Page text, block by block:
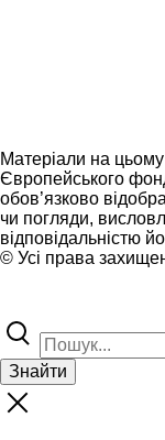
Матеріали на цьому
Європейського
обов’язково
чи погляди,
відповідальністю
© Усі права
Знайти